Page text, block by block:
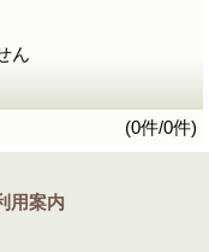
ん
(0件/0件)
用案内